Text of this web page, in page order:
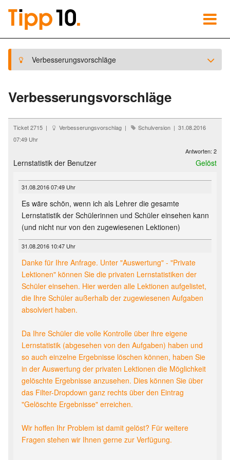
Verbesserungsvorschläge
Verbesserungsvorschläge
Ticket 2715 | Verbesserungsvorschlag |
Schulversion | 31.08.2016
07:49 Uhr
Antworten: 2
Lernstatistik der Benutzer Gelöst
31.08.2016 07:49 Uhr
Es wäre schön, wenn ich als Lehrer die gesamte
Lernstatistik der Schülerinnen und Schüler einsehen kann
(und nicht nur von den zugewiesenen Lektionen)
31.08.2016 10:47 Uhr
Danke für Ihre Anfrage. Unter "Auswertung" - "Private
Lektionen" können Sie die privaten Lernstatistiken der
Schüler einsehen. Hier werden alle Lektionen aufgelistet,
die Ihre Schüler außerhalb der zugewiesenen Aufgaben
absolviert haben.
Da Ihre Schüler die volle Kontrolle über ihre eigene
Lernstatistik (abgesehen von den Aufgaben) haben und
so auch einzelne Ergebnisse löschen können, haben Sie
in der Auswertung der privaten Lektionen die Möglichkeit
gelöschte Ergebnisse anzusehen. Dies können Sie über
das Filter-Dropdown ganz rechts über den Eintrag
"Gelöschte Ergebnisse" erreichen.
Wir hoffen Ihr Problem ist damit gelöst? Für weitere
Fragen stehen wir Ihnen gerne zur Verfügung.